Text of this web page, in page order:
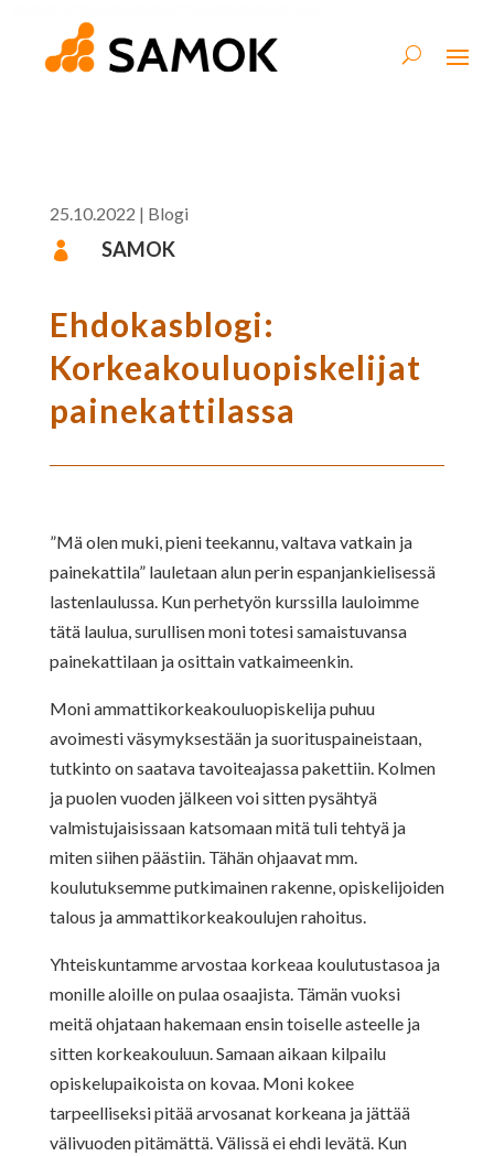
25.10.2022 | Blogi
 SAMOK
Ehdokasblogi:
Korkeakouluopiskelijat
painekattilassa
”Mä olen muki, pieni teekannu, valtava vatkain ja
painekattila” lauletaan alun perin espanjankielisessä
lastenlaulussa. Kun perhetyön kurssilla lauloimme
tätä laulua, surullisen moni totesi samaistuvansa
painekattilaan ja osittain vatkaimeenkin.
Moni ammattikorkeakouluopiskelija puhuu
avoimesti väsymyksestään ja suorituspaineistaan,
tutkinto on saatava tavoiteajassa pakettiin. Kolmen
ja puolen vuoden jälkeen voi sitten pysähtyä
valmistujaisissaan katsomaan mitä tuli tehtyä ja
miten siihen päästiin. Tähän ohjaavat mm.
koulutuksemme putkimainen rakenne, opiskelijoiden
talous ja ammattikorkeakoulujen rahoitus.
Yhteiskuntamme arvostaa korkeaa koulutustasoa ja
monille aloille on pulaa osaajista. Tämän vuoksi
meitä ohjataan hakemaan ensin toiselle asteelle ja
sitten korkeakouluun. Samaan aikaan kilpailu
opiskelupaikoista on kovaa. Moni kokee
tarpeelliseksi pitää arvosanat korkeana ja jättää
välivuoden pitämättä. Välissä ei ehdi levätä. Kun